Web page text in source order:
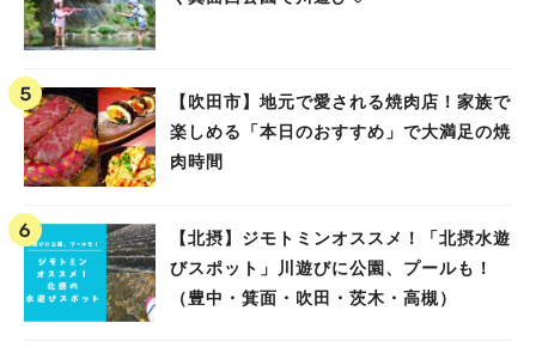
【吹田市】地元で愛される焼肉店！家族で
楽しめる「本日のおすすめ」で大満足の焼
肉時間
【北摂】ジモトミンオススメ！「北摂水遊
びスポット」川遊びに公園、プールも！
（豊中・箕面・吹田・茨木・高槻）